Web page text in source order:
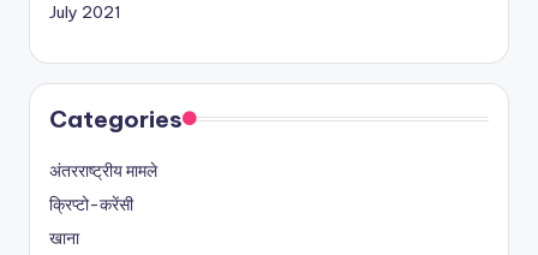
July 2021
Categories
अंतरराष्ट्रीय मामले
क्रिप्टो-करेंसी
खाना